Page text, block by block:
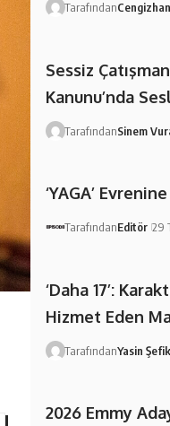
Tarafından
Sessiz
Kanunu’nda
TarafındanSinem
‘YAGA’
TarafındanEditör 29
‘Daha 17’:
Hizmet Eden
TarafındanYasin Şefik
2026 Emmy